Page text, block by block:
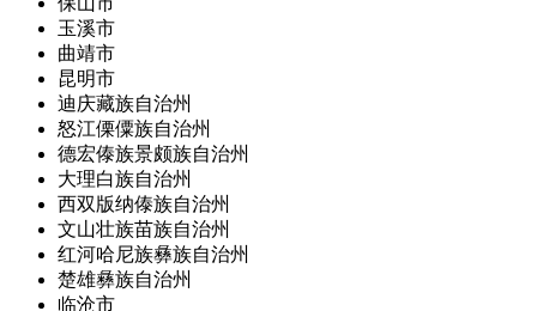
玉溪市
曲靖市
昆明市
迪庆藏族自治州
怒江傈僳族自治州
德宏傣族景颇族自治州
大理白族自治州
西双版纳傣族自治州
文山壮族苗族自治州
红河哈尼族彝族自治州
楚雄彝族自治州
临沧市